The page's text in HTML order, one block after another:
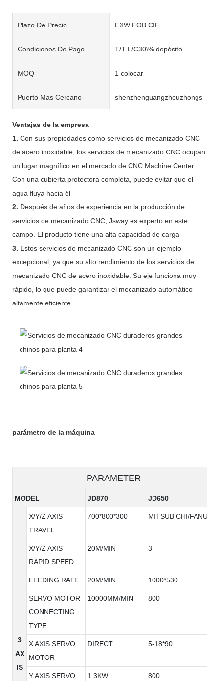
Plazo De Precio EXW FOB CIF
Condiciones De Pago T/T L/C30\% depósito
MOQ 1 colocar
Puerto Mas Cercano shenzhenguangzhouzhongshan
Ventajas de la empresa
1. Con sus propiedades como servicios de mecanizado CNC
de acero inoxidable, los servicios de mecanizado CNC ocupan
un lugar magnífico en el mercado de CNC Machine Center.
Con una cubierta protectora completa, puede evitar que el
agua fluya hacia él
2. Después de años de experiencia en la producción de
servicios de mecanizado CNC, Jsway es experto en este
campo. El producto tiene una alta capacidad de carga
3. Estos servicios de mecanizado CNC son un ejemplo
excepcional, ya que su alto rendimiento de los servicios de
mecanizado CNC de acero inoxidable. Su eje funciona muy
rápido, lo que puede garantizar el mecanizado automático
altamente eficiente
parámetro de la máquina
PARAMETER
MODEL JD870 JD650
3
AX
IS
X/Y/Z AXIS
TRAVEL
700*800*300 MITSUBICHI/FANUC
X/Y/Z AXIS
RAPID SPEED
20M/MIN 3
FEEDING RATE 20M/MIN 1000*530
SERVO MOTOR
CONNECTING
TYPE
10000MM/MIN 800
X AXIS SERVO
MOTOR
DIRECT 5-18*90
Y AXIS SERVO
1.3KW 800